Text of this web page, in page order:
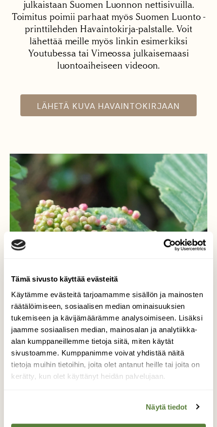
Tämä sivusto käyttää evästeitä
Käytämme evästeitä tarjoamamme sisällön ja mainosten
räätälöimiseen, sosiaalisen median ominaisuuksien
tukemiseen ja kävijämäärämme analysoimiseen. Lisäksi
jaamme sosiaalisen median, mainosalan ja analytiikka-
alan kumppaneillemme tietoja siitä, miten käytät
sivustoamme. Kumppanimme voivat yhdistää näitä
tietoja muihin tietoihin, joita olet antanut heille tai joita on
kerätty, kun olet käyttänyt heidän palvelujaan.
Näytä tiedot
julkaistaan Suomen Luonnon nettisivuilla.
Toimitus poimii parhaat myös Suomen Luonto -
printtilehden Havaintokirja-palstalle. Voit
lähettää meille myös linkin esimerkiksi
Youtubessa tai Vimeossa julkaisemaasi
luontoaiheiseen videoon.
LÄHETÄ KUVA HAVAINTOKIRJAAN
Lepänpussiäkämäpunkki
Valokuvaaja: Tarja Naukkarinen, Savitaipale